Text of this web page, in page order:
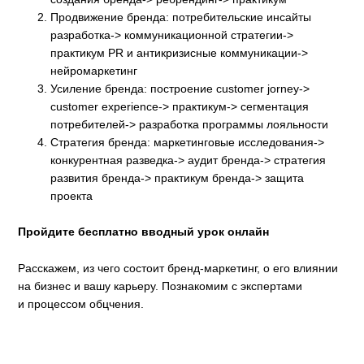
Продвижение бренда: потребительские инсайты
разработка-> коммуникационной стратегии->
практикум PR и антикризисные коммуникации->
нейромаркетинг
Усиление бренда: построение customer jorney->
customer experience-> практикум-> сегментация
потребителей-> разработка программы лояльности
Стратегия бренда: маркетинговые исследования->
конкурентная разведка-> аудит бренда-> стратегия
развития бренда-> практикум бренда-> защита
проекта
Пройдите бесплатно вводный урок онлайн
Расскажем, из чего состоит бренд-маркетинг, о его влиянии
на бизнес и вашу карьеру. Познакомим с экспертами
и процессом обцчения.